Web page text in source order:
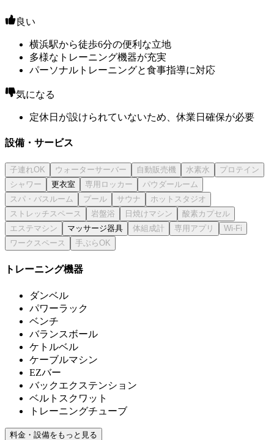
良い
横浜駅から徒歩6分の便利な立地
多様なトレーニング機器が充実
パーソナルトレーニングと食事指導に対応
気になる
定休日が設けられていないため、休業日確保が必要
設備・サービス
更衣室
マッサージ器具
トレーニング機器
ダンベル
パワーラック
ベンチ
バランスボール
ケトルベル
ケーブルマシン
EZバー
バックエクステンション
ベルトスクワット
トレーニングチューブ
料金・設備をもっと見る